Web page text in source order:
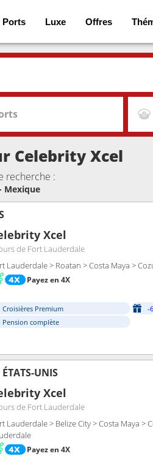
Ports Luxe Offres
Celebrity Xcel
recherche :
Mexique
Xcel
de Fort Lauderdale
Lauderdale > Roatan > Costa Maya >
Payez en 4X
Croisières Premium
-
Pension complète
UNIS
Xcel
de Fort Lauderdale
Lauderdale > Belize City > Costa Maya >
Payez en 4X